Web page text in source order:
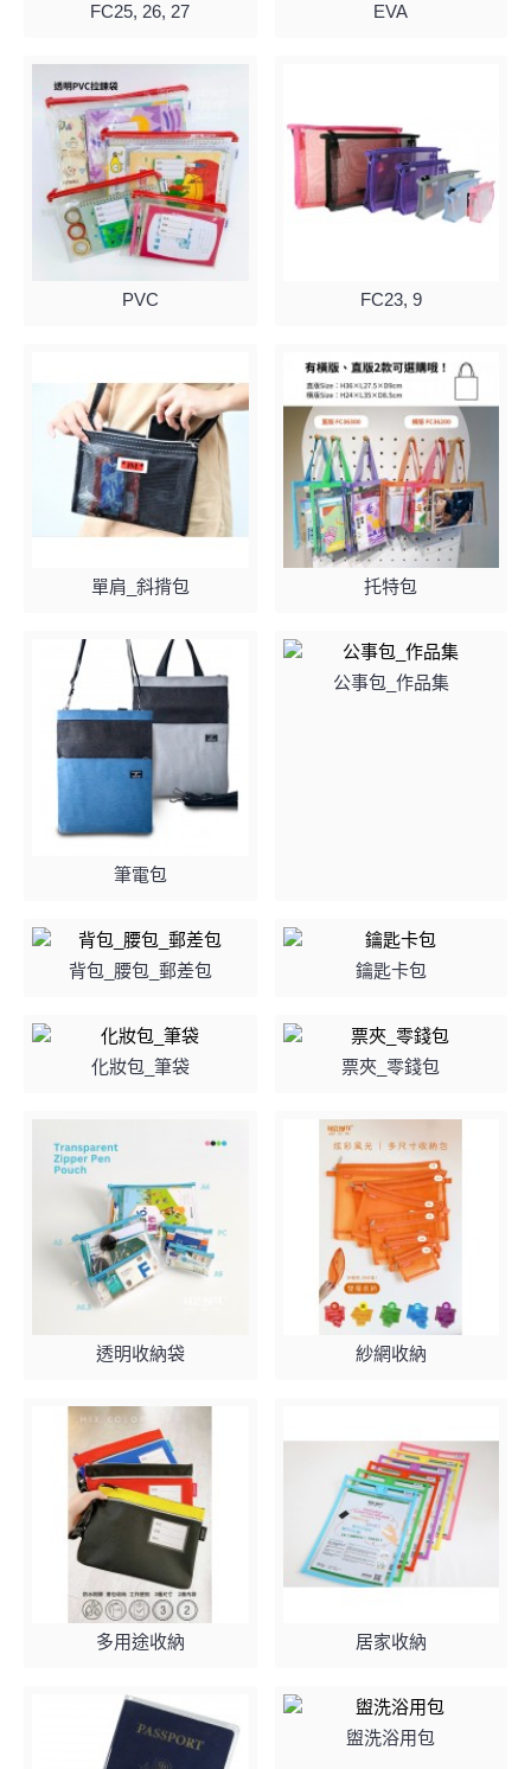
FC25, 26, 27 EVA
PVC FC23, 9
單肩_斜揹包 托特包
筆電包
公事包_作品集
背包_腰包_郵差包 鑰匙卡包
化妝包_筆袋 票夾_零錢包
透明收納袋 紗網收納
多用途收納 居家收納
盥洗浴用包